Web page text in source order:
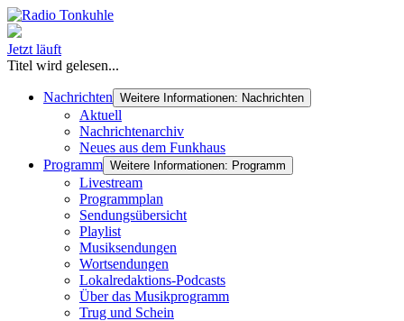
Jetzt läuft
Titel wird gelesen...
Nachrichten Weitere Informationen: Nachrichten
Aktuell
Nachrichtenarchiv
Neues aus dem Funkhaus
Programm Weitere Informationen: Programm
Livestream
Programmplan
Sendungsübersicht
Playlist
Musiksendungen
Wortsendungen
Lokalredaktions-Podcasts
Über das Musikprogramm
Trug und Schein